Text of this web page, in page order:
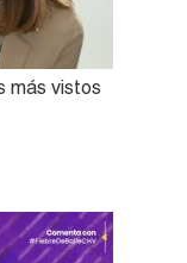
más vistos